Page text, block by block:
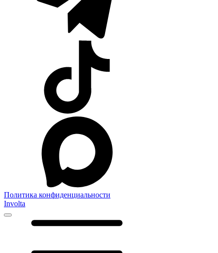
Политика конфиденциальности
Involta